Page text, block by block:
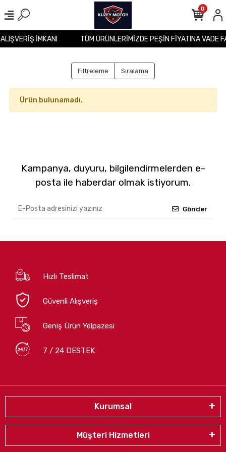
İMKANI TÜM ÜRÜNLERİMİZDE PEŞİN FİYATINA VADE
0
Filtreleme Sıralama
Ürün bulunamadı.
Kampanya, duyuru, bilgilendirmelerden e-
posta ile haberdar olmak istiyorum.
Gönder
Hızlı Teslimat
Güvenli Alışveriş
Geniş Ürün Yelpazesi
7 / 24 DESTEK
Kurumsal
Müşteri Hizmetleri